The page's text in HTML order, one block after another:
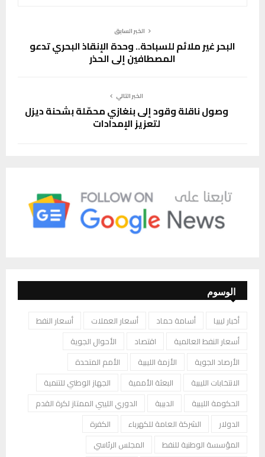
الخبر السابق
البحر غير ملائم للسباحة.. وحدة الإنقاذ البحري تدعو
المصطافين إلى الحذر
الخبر التالي
وصول ناقلة وقود إلى بنغازي محمّلة بشحنة ديزل
لتعزيز الإمدادات
الوسوم
أخبار ليبيا أسامة حماد أسعار العملات
أسعار النفط
أسعار النفط العالمية
اقتصاد
الأحوال الجوية
الأرصاد الجوية
الأزمة الليبية
الأمم المتحدة
الانتخابات الليبية
البعثة الأممية
الجهاز الوطني للتنمية
الحكومة الليبية
الدبيبة
الدوري الليبي الممتاز لكرة القدم
الدولار
الشركة العامة للكهرباء
الكفرة
المؤسسة الوطنية للنفط
المجلس الرئاسي